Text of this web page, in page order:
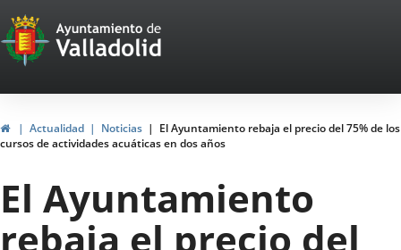
Portal
Web
del
Ayuntamiento
de
Valladolid
InicioActualidad Noticias
El Ayuntamiento rebaja el precio del 75% de los
cursos de actividades acuáticas en dos años
El Ayuntamiento
rebaja el precio del